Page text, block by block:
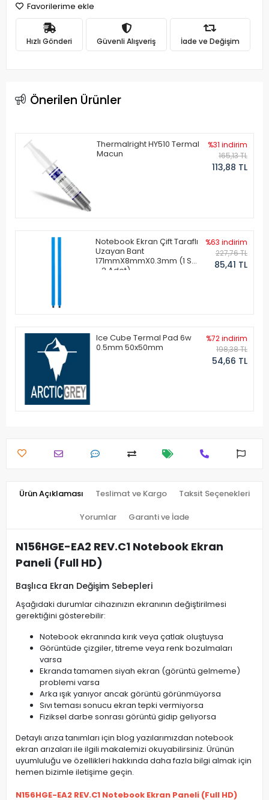
Favorilerime ekle
Hızlı Gönderi Güvenli Alışveriş İade ve Değişim
Önerilen Ürünler
Thermalright HY510 Termal
Macun
%31 indirim
165,13 TL
113,88 TL
Notebook Ekran Çift Taraflı
Uzayan Bant
171mmX8mmX0.3mm (1 Set
- 2 Adet)
%63 indirim
227,76 TL
85,41 TL
Ice Cube Termal Pad 6w
0.5mm 50x50mm
%72 indirim
198,38 TL
54,66 TL
Ürün Açıklaması Teslimat ve Kargo Taksit Seçenekleri
Yorumlar Garanti ve İade
N156HGE-EA2 REV.C1 Notebook Ekran
Paneli (Full HD)
Başlıca Ekran Değişim Sebepleri
Aşağıdaki durumlar cihazınızın ekranının değiştirilmesi
gerektiğini gösterebilir:
Notebook ekranında kırık veya çatlak oluştuysa
Görüntüde çizgiler, titreme veya renk bozulmaları
varsa
Ekranda tamamen siyah ekran (görüntü gelmeme)
problemi varsa
Arka ışık yanıyor ancak görüntü görünmüyorsa
Sıvı teması sonucu ekran tepki vermiyorsa
Fiziksel darbe sonrası görüntü gidip geliyorsa
Detaylı arıza tanımları için blog yazılarımızdan notebook
ekran arızaları ile ilgili makalemizi okuyabilirsiniz. Ürünün
uyumluluğu ve özellikleri hakkında daha fazla bilgi almak için
hemen bizimle iletişime geçin.
N156HGE-EA2 REV.C1 Notebook Ekran Paneli (Full HD)